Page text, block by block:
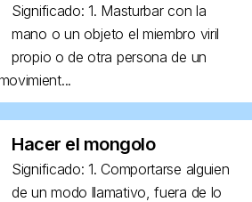
Significado: 1. Masturbar con la
mano o un objeto el miembro viril
propio o de otra persona de un
Hacer el mongolo
Significado: 1. Comportarse alguien
de un modo llamativo, fuera de lo